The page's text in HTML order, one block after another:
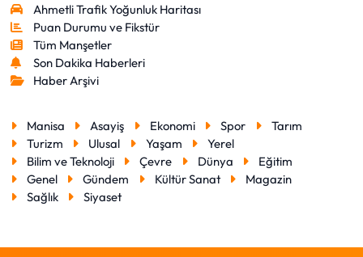
Ahmetli Trafik Yoğunluk Haritası
Puan Durumu ve Fikstür
Tüm Manşetler
Son Dakika Haberleri
Haber Arşivi
Manisa Asayiş Ekonomi Spor
Tarım
Turizm
Ulusal Yaşam
Yerel
Bilim ve Teknoloji
Çevre Dünya
Eğitim
Genel
Gündem Kültür Sanat
Magazin
Sağlık
Siyaset